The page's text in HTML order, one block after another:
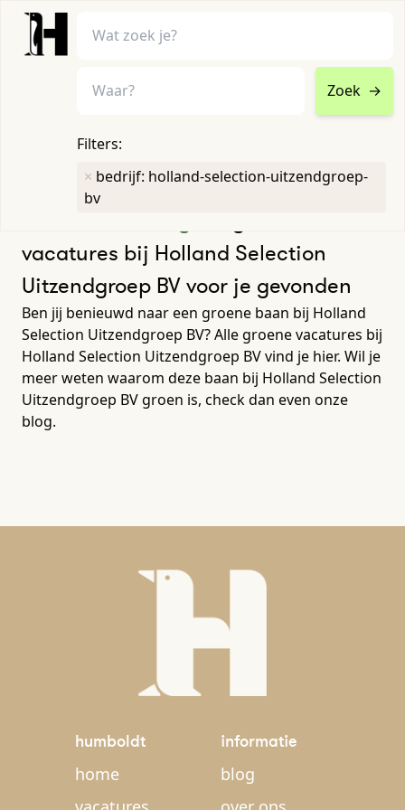
Zoek →
Filters:
× bedrijf: holland-selection-uitzendgroep-
bv
vacatures bij Holland Selection
Uitzendgroep BV voor je gevonden
Ben jij benieuwd naar een groene baan bij Holland
Selection Uitzendgroep BV? Alle groene vacatures bij
Holland Selection Uitzendgroep BV vind je hier. Wil je
meer weten waarom deze baan bij Holland Selection
Uitzendgroep BV groen is, check dan even onze
blog.
humboldt
home
informatie
blog